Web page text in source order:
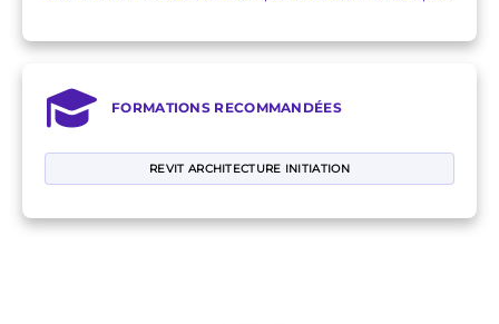
FORMATIONS RECOMMANDÉES
REVIT ARCHITECTURE INITIATION